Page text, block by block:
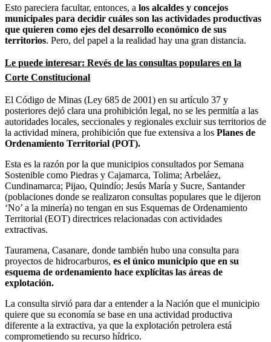
Esto pareciera facultar, entonces, a los alcaldes y concejos
municipales para decidir cuáles son las actividades productivas
que quieren como ejes del desarrollo económico de sus
territorios. Pero, del papel a la realidad hay una gran distancia.
Le puede interesar: Revés de las consultas populares en la
Corte Constitucional
El Código de Minas (Ley 685 de 2001) en su artículo 37 y
posteriores dejó clara una prohibición legal, no se les permitía a las
autoridades locales, seccionales y regionales excluir sus territorios de
la actividad minera, prohibición que fue extensiva a los Planes de
Ordenamiento Territorial (POT).
Esta es la razón por la que municipios consultados por Semana
Sostenible como Piedras y Cajamarca, Tolima; Arbeláez,
Cundinamarca; Pijao, Quindío; Jesús María y Sucre, Santander
(poblaciones donde se realizaron consultas populares que le dijeron
‘No’ a la minería) no tengan en sus Esquemas de Ordenamiento
Territorial (EOT) directrices relacionadas con actividades
extractivas.
Tauramena, Casanare, donde también hubo una consulta para
proyectos de hidrocarburos, es el único municipio que en su
esquema de ordenamiento hace explícitas las áreas de
explotación.
La consulta sirvió para dar a entender a la Nación que el municipio
quiere que su economía se base en una actividad productiva
diferente a la extractiva, ya que la explotación petrolera está
comprometiendo su recurso hídrico.